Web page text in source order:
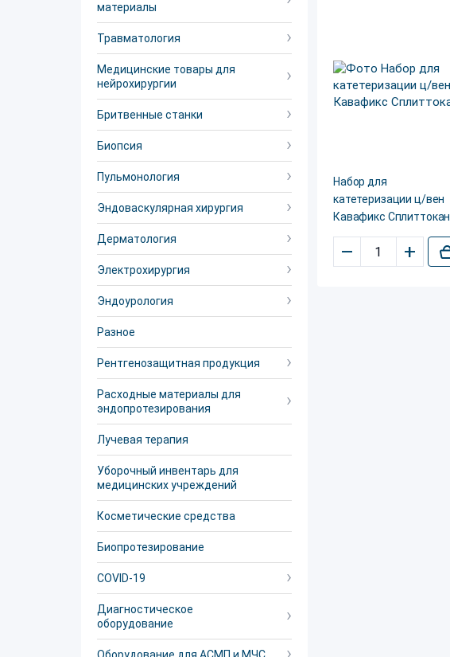
материалы
Травматология
Медицинские товары для
нейрохирургии
Бритвенные станки
Биопсия
Пульмонология
Эндоваскулярная хирургия
Дерматология
Электрохирургия
Эндоурология
Разное
Рентгенозащитная продукция
Расходные материалы для
эндопротезирования
Лучевая терапия
Уборочный инвентарь для
медицинских учреждений
Косметические средства
Биопротезирование
COVID-19
Диагностическое
оборудование
Набор для
катетеризации ц/вен
Кавафикс Сплиттокан
– +